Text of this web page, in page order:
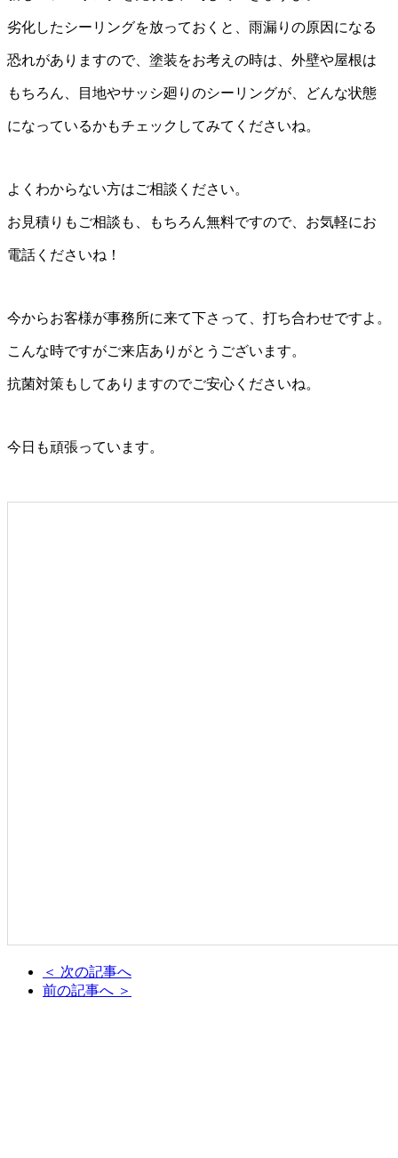
劣化したシーリングを放っておくと、雨漏りの原因になる
恐れがありますので、塗装をお考えの時は、外壁や屋根は
もちろん、目地やサッシ廻りのシーリングが、どんな状態
になっているかもチェックしてみてくださいね。
よくわからない方はご相談ください。
お見積りもご相談も、もちろん無料ですので、お気軽にお
電話くださいね！
今からお客様が事務所に来て下さって、打ち合わせですよ。
こんな時ですがご来店ありがとうございます。
抗菌対策もしてありますのでご安心くださいね。
今日も頑張っています。
＜ 次の記事へ
前の記事へ ＞